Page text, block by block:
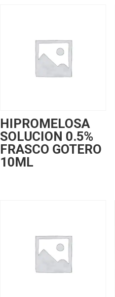
HIPROMELOSA
SOLUCION 0.5%
FRASCO GOTERO
10ML